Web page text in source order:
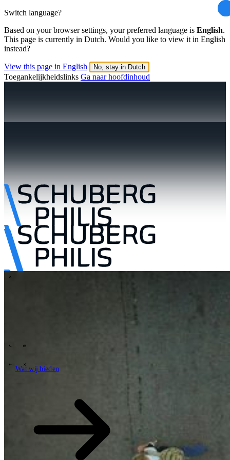
Switch language?
Based on your browser settings, your preferred language is English.
This page is currently in Dutch. Would you like to view it in English
instead?
View this page in English No, stay in Dutch
Toegankelijkheidslinks Ga naar hoofdinhoud
Wat wij bieden
\